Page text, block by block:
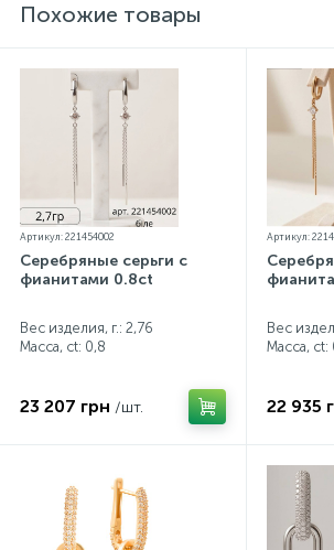
Похожие товары
Артикул: 221454002
Серебряные серьги с
фианитами 0.8ct
Вес изделия, г.: 2,76
Масса, ct: 0,8
23 207 грн /шт.
Артикул:
Вес
Масса, ct:
22 935